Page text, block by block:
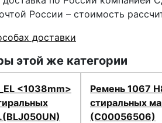
России – стоимость
доставки
этой же категории
<1038mm>
Ремень 1067
стиральных
(C00056506)